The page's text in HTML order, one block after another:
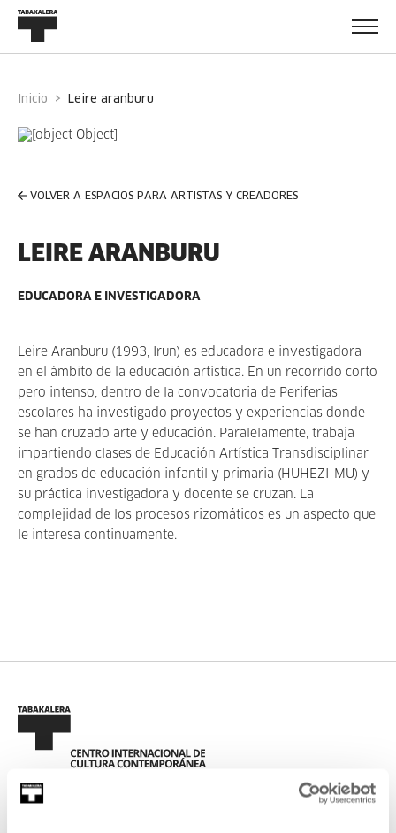
Inicio leire aranburu
VOLVER A ESPACIOS PARA ARTISTAS Y CREADORES
LEIRE ARANBURU
EDUCADORA E INVESTIGADORA
Leire Aranburu (1993, Irun) es educadora e investigadora
en el ámbito de la educación artística. En un recorrido corto
pero intenso, dentro de la convocatoria de Periferias
escolares ha investigado proyectos y experiencias donde
se han cruzado arte y educación. Paralelamente, trabaja
impartiendo clases de Educación Artística Transdisciplinar
en grados de educación infantil y primaria (HUHEZI-MU) y
su práctica investigadora y docente se cruzan. La
complejidad de los procesos rizomáticos es un aspecto que
le interesa continuamente.